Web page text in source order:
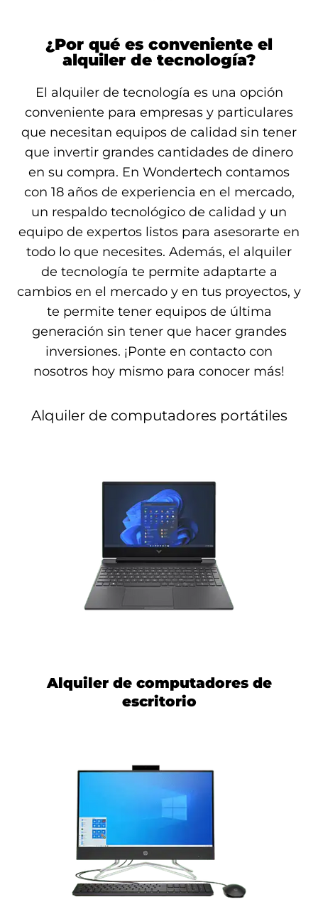
¿Por qué es conveniente el
alquiler de tecnología?
El alquiler de tecnología es una opción
conveniente para empresas y particulares
que necesitan equipos de calidad sin tener
que invertir grandes cantidades de dinero
en su compra. En Wondertech contamos
con 18 años de experiencia en el mercado,
un respaldo tecnológico de calidad y un
equipo de expertos listos para asesorarte en
todo lo que necesites. Además, el alquiler
de tecnología te permite adaptarte a
cambios en el mercado y en tus proyectos, y
te permite tener equipos de última
generación sin tener que hacer grandes
inversiones. ¡Ponte en contacto con
nosotros hoy mismo para conocer más!
Alquiler de computadores portátiles
Alquiler de computadores de
escritorio